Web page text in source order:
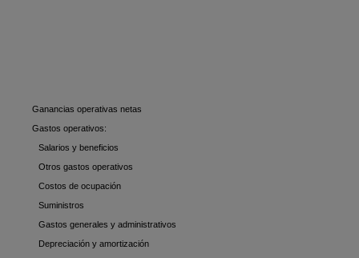
Ganancias operativas netas
Gastos operativos:
Salarios y beneficios
Otros gastos operativos
Costos de ocupación
Suministros
Gastos generales y administrativos
Depreciación y amortización